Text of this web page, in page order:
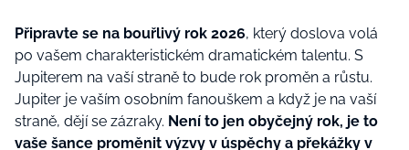
Připravte se na bouřlivý rok 2026, který doslova volá
po vašem charakteristickém dramatickém talentu. S
Jupiterem na vaší straně to bude rok proměn a růstu.
Jupiter je vaším osobním fanouškem a když je na vaší
straně, dějí se zázraky. Není to jen obyčejný rok, je to
vaše šance proměnit výzvy v úspěchy a překážky v